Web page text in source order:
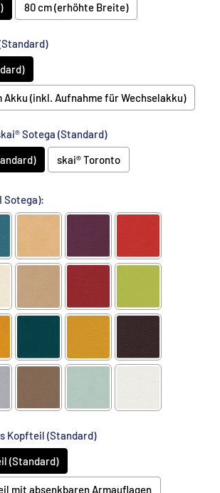
80 cm (erhöhte Breite)
(inkl. Aufnahme für Wechselakku)
Sotega (Standard)
skai® Toronto
Sotega):
Kopfteil (Standard)
(Standard)
mit absenkbaren Armauflagen